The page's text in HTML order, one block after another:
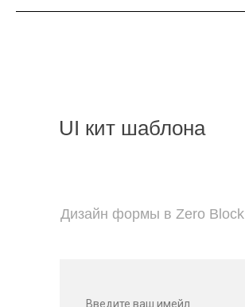
UI кит шаблона
Дизайн формы в Zero Block